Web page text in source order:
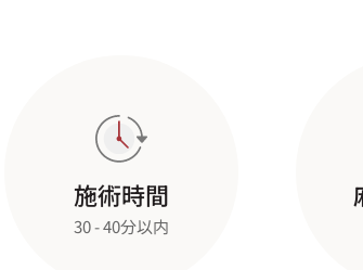
施術時間
30 - 40分以内